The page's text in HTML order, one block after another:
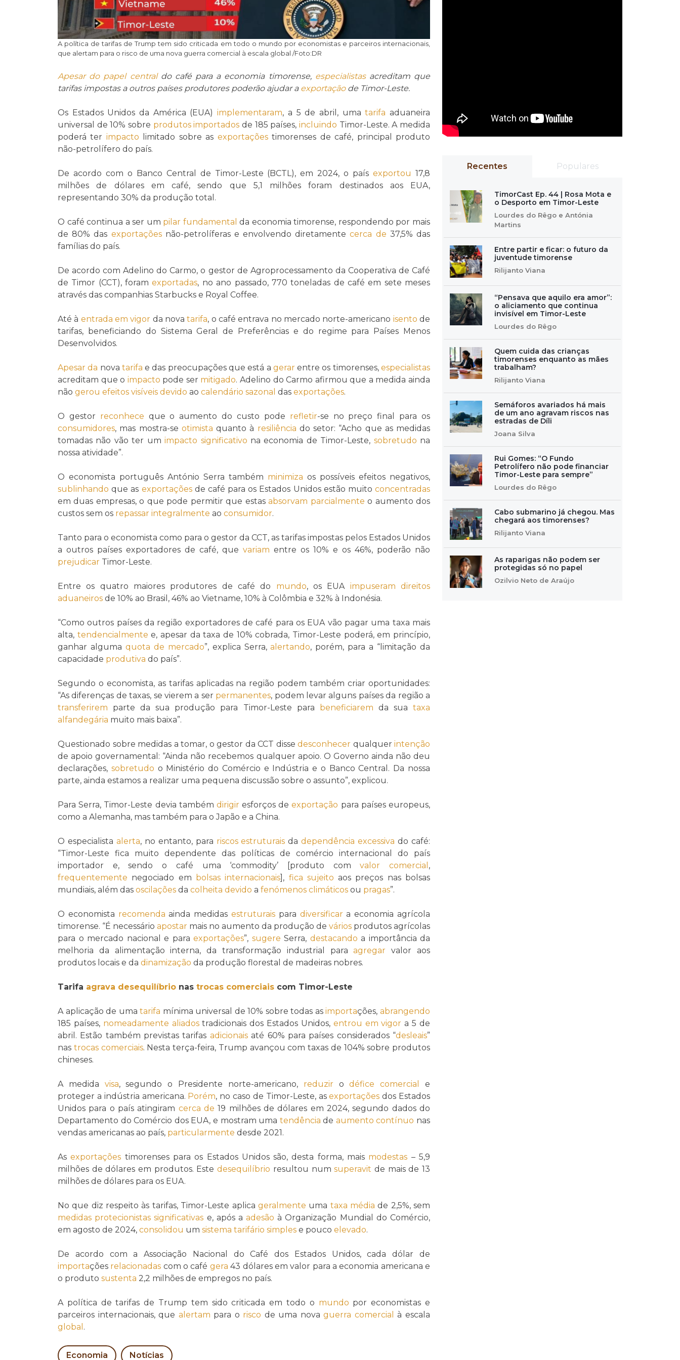
A política de tarifas de Trump tem sido criticada em todo o mundo por economistas e parceiros internacionais,
que alertam para o risco de uma nova guerra comercial à escala global /Foto:DR
Apesar do papel centraldo café para a economia timorense, especialistasacreditam que
tarifas impostas a outros países produtores poderão ajudar a exportaçãode Timor-Leste.
Os Estados Unidos da América (EUA)implementaram, a 5 de abril, umatarifa aduaneira
universal de 10% sobre produtos importados de 185 países,incluindo Timor-Leste. A medida
poderá ter impacto limitado sobre as exportaçõestimorenses de café, principal produto
não-petrolífero do país.
De acordo com o Banco Central de Timor-Leste (BCTL), em 2024, o paísexportou 17,8
milhões de dólares em café, sendo que 5,1 milhões foram destinados aos EUA,
representando 30% da produção total.
O café continua a ser um pilar fundamental da economia timorense, respondendo por mais
de 80% das exportaçõesnão-petrolíferas e envolvendo diretamentecerca de 37,5% das
famílias do país.
De acordo com Adelino do Carmo, o gestor de Agroprocessamento da Cooperativa de Café
de Timor (CCT), foramexportadas, no ano passado, 770 toneladas de café em sete meses
através das companhias Starbucks e Royal Coffee.
Até à entrada em vigor da novatarifa, o café entrava no mercado norte-americano isento de
tarifas, beneficiando do Sistema Geral de Preferências e do regime para Países Menos
Desenvolvidos.
Apesar da nova tarifa e das preocupações que está a gerarentre os timorenses,especialistas
acreditam que o impacto pode ser mitigado. Adelino do Carmo afirmou que a medida ainda
não gerou efeitos visíveis devido ao calendário sazonal das exportações.
O gestor reconhece que o aumento do custo pode refletir-se no preço final para os
consumidores, mas mostra-se otimista quanto à resiliência do setor: “Acho que as medidas
tomadas não vão ter umimpacto significativo na economia de Timor-Leste, sobretudo na
nossa atividade”.
O economista português António Serra também minimiza os possíveis efeitos negativos,
sublinhando que as exportaçõesde café para os Estados Unidos estão muito concentradas
em duas empresas, o que pode permitir que estasabsorvam parcialmente o aumento dos
custos sem os repassar integralmente ao consumidor.
Tanto para o economista como para o gestor da CCT, as tarifas impostas pelos Estados Unidos
a outros países exportadores de café, que variam entre os 10% e os 46%, poderão não
prejudicar Timor-Leste.
Entre os quatro maiores produtores de café do mundo, os EUA impuseram direitos
aduaneiros de 10% ao Brasil, 46% ao Vietname, 10% à Colômbia e 32% à Indonésia.
“Como outros países da região exportadores de café para os EUA vão pagar uma taxa mais
alta, tendencialmente e, apesar da taxa de 10% cobrada, Timor-Leste poderá, em princípio,
ganhar alguma quota de mercado”, explica Serra,alertando, porém, para a “limitação da
capacidade produtiva do país”.
Segundo o economista, as tarifas aplicadas na região podem também criar oportunidades:
“As diferenças de taxas, se vierem a ser permanentes, podem levar alguns países da região a
transferirem parte da sua produção para Timor-Leste para beneficiarem da suataxa
alfandegária muito mais baixa”.
Questionado sobre medidas a tomar, o gestor da CCT disse desconhecer qualquer intenção
de apoio governamental: “Ainda não recebemos qualquer apoio. O Governo ainda não deu
declarações, sobretudo o Ministério do Comércio e Indústria e o Banco Central. Da nossa
parte, ainda estamos a realizar uma pequena discussão sobre o assunto”, explicou.
Para Serra, Timor-Leste devia também dirigiresforços deexportação para países europeus,
como a Alemanha, mas também para o Japão e a China.
O especialista alerta, no entanto, para riscos estruturais dadependência excessiva do café:
“Timor-Leste fica muito dependente das políticas de comércio internacional do país
importador e, sendo o café uma ‘commodity’ [produto comvalor comercial ,
frequentemente negociado em bolsas internacionais], fica sujeito aos preços nas bolsas
mundiais, além das oscilações da colheita devido a fenómenos climáticos ou pragas”.
O economista recomenda ainda medidasestruturais para diversificara economia agrícola
timorense. “É necessário apostar mais no aumento da produção de vários produtos agrícolas
para o mercado nacional e para exportações”, sugere Serra, destacando a importância da
melhoria da alimentação interna, da transformação industrial paraagregar valor aos
produtos locais e da dinamização da produção florestal de madeiras nobres.
Tarifa agrava desequilíbrio nas trocas comerciais com Timor-Leste
A aplicação de umatarifa mínima universal de 10% sobre todas asimportações,abrangendo
185 países, nomeadamente aliadostradicionais dos Estados Unidos, entrou em vigor a 5 de
abril. Estão também previstas tarifas adicionaisaté 60% para países considerados “desleais”
nas trocas comerciais. Nesta terça-feira, Trump avançou com taxas de 104% sobre produtos
chineses.
A medida visa, segundo o Presidente norte-americano, reduzirodéfice comercial
e
proteger a indústria americana. Porém, no caso de Timor-Leste, asexportações dos Estados
Unidos para o país atingiram cerca de 19 milhões de dólares em 2024, segundo dados do
Departamento do Comércio dos EUA, e mostram uma tendência de aumento contínuo nas
vendas americanas ao país, particularmente desde 2021.
Asexportações timorenses para os Estados Unidos são, desta forma, mais modestas – 5,9
milhões de dólares em produtos. Estedesequilíbrio resultou numsuperavit de mais de 13
milhões de dólares para os EUA.
No que diz respeito às tarifas, Timor-Leste aplica geralmente uma taxa média de 2,5%, sem
medidas protecionistas significativas e, após aadesão à Organização Mundial do Comércio,
em agosto de 2024, consolidou um sistema tarifário simples e pouco elevado.
De acordo com a Associação Nacional do Café dos Estados Unidos, cada dólar de
importações relacionadas com o café gera 43 dólares em valor para a economia americana e
o produto sustenta 2,2 milhões de empregos no país.
A política de tarifas de Trump tem sido criticada em todo o mundo por economistas e
parceiros internacionais, que alertam para o risco de uma novaguerra comercial
à escala
global .
Economia Notícias
Recentes Populares
TimorCast Ep. 44 | Rosa Mota e
o Desporto em Timor-Leste
Lourdes do Rêgo e Antónia
Martins
Entre partir e ficar: o futuro da
juventude timorense
Rilijanto Viana
“Pensava que aquilo era amor”:
o aliciamento que continua
invisível em Timor-Leste
Lourdes do Rêgo
Quem cuida das crianças
timorenses enquanto as mães
trabalham?
Rilijanto Viana
Semáforos avariados há mais
de um ano agravam riscos nas
estradas de Díli
Joana Silva
Rui Gomes: “O Fundo
Petrolífero não pode financiar
Timor-Leste para sempre”
Lourdes do Rêgo
Cabo submarino já chegou. Mas
chegará aos timorenses?
Rilijanto Viana
As raparigas não podem ser
protegidas só no papel
Ozilvio Neto de Araújo